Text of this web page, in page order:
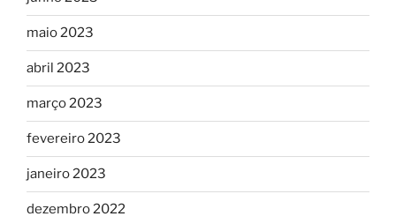
maio 2023
abril 2023
março 2023
fevereiro 2023
janeiro 2023
dezembro 2022